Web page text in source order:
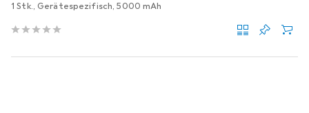
1 Stk., Gerätespezifisch, 5000 mAh